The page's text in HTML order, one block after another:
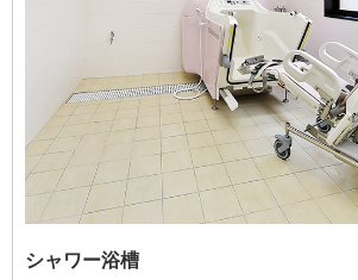
シャワー浴槽